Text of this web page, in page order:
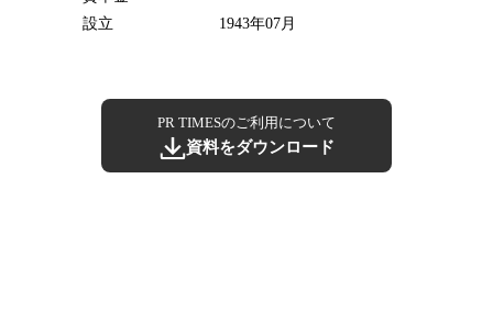
設立
1943年07月
PR TIMESのご利用について
資料をダウンロード